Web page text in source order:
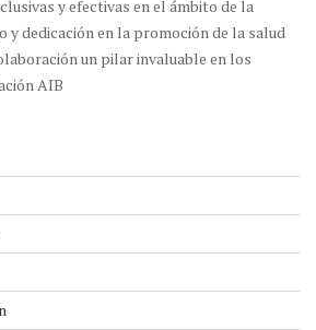
y efectivas en el ámbito de la
y dedicación en la promoción de la salud
un pilar invaluable en los
AIB